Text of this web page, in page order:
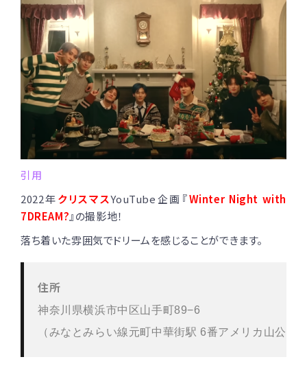
引用
2022年クリスマスYouTube企画『Winter Night with
7DREAM?』の撮影地！
落ち着いた雰囲気でドリームを感じることができます。
住所
神奈川県横浜市中区山手町89−6
（みなとみらい線元町中華街駅 6番アメリカ山公園